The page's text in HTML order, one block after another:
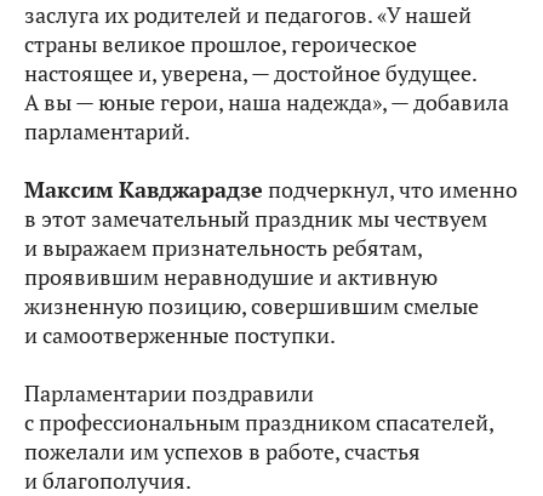
заслуга их родителей и педагогов. «У нашей
страны великое прошлое, героическое
настоящее и, уверена, — достойное будущее.
А вы — юные герои, наша надежда», — добавила
парламентарий.
Максим Кавджарадзе подчеркнул, что именно
в этот замечательный праздник мы чествуем
и выражаем признательность ребятам,
проявившим неравнодушие и активную
жизненную позицию, совершившим смелые
и самоотверженные поступки.
Парламентарии поздравили
с профессиональным праздником спасателей,
пожелали им успехов в работе, счастья
и благополучия.